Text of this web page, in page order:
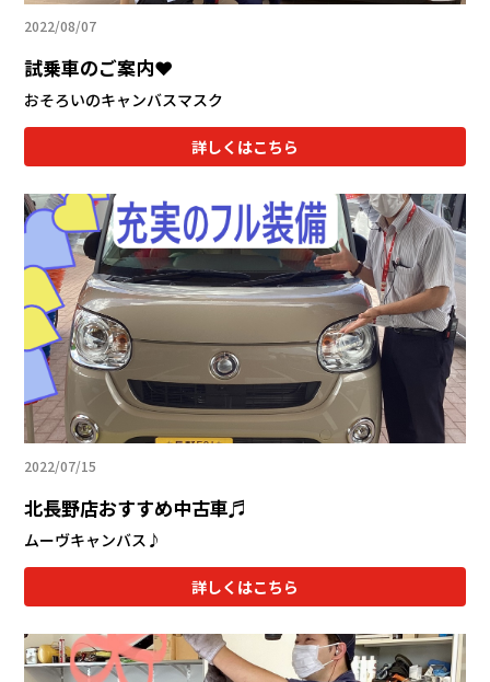
2022/08/07
試乗車のご案内❤
おそろいのキャンバスマスク
詳しくはこちら
2022/07/15
北長野店おすすめ中古車♬
ムーヴキャンバス♪
詳しくはこちら